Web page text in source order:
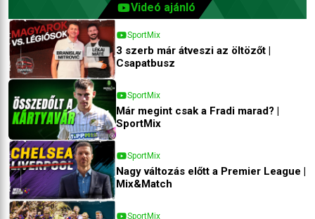
Videó ajánló
SportMix
3 szerb már átveszi az öltözőt |
Csapatbusz
SportMix
Már megint csak a Fradi marad? |
SportMix
SportMix
Nagy változás előtt a Premier League |
Mix&Match
SportMix